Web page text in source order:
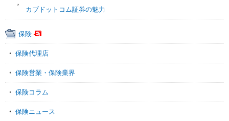
カブドットコム証券の魅力
保険
保険代理店
保険営業・保険業界
保険コラム
保険ニュース